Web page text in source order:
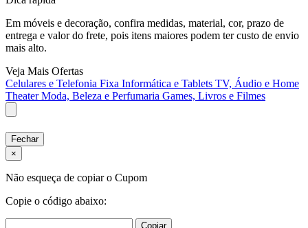
Em móveis e decoração, confira medidas, material, cor, prazo de
entrega e valor do frete, pois itens maiores podem ter custo de envio
mais alto.
Veja Mais Ofertas
Celulares e Telefonia Fixa Informática e Tablets TV, Áudio e Home
TheaterModa, Beleza e Perfumaria Games, Livros e Filmes
Fechar
×
Não esqueça de copiar o Cupom
Copie o código abaixo:
Copiar